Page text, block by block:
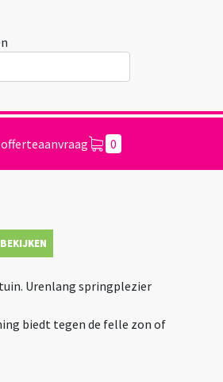
offerteaanvraag 0
OFFERTEAANVRAAG BEKIJKEN
Urenlang springplezier
biedt tegen de felle zon of